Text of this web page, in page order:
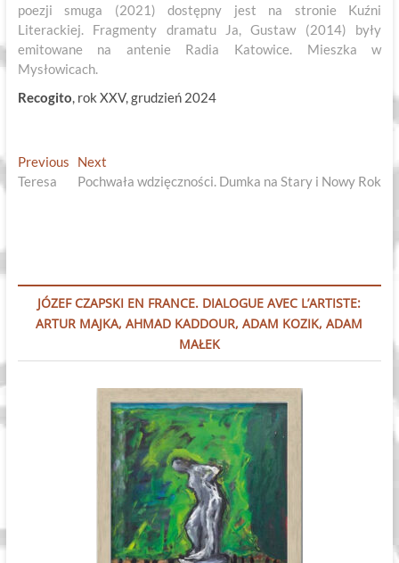
poezji smuga (2021) dostępny jest na stronie Kuźni
Literackiej. Fragmenty dramatu Ja, Gustaw (2014) były
emitowane na antenie Radia Katowice. Mieszka w
Mysłowicach.
Recogito, rok XXV, grudzień 2024
Nawigacja
wpisu
PreviousPrevious
post:
Teresa
Next
post:
Pochwała wdzięczności. Dumka na Stary i Nowy Rok
JÓZEF CZAPSKI EN FRANCE. DIALOGUE AVEC L’ARTISTE:
ARTUR MAJKA, AHMAD KADDOUR, ADAM KOZIK, ADAM
MAŁEK